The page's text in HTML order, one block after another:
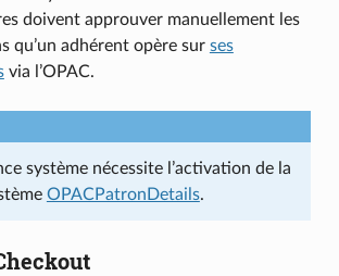
doivent approuver manuellement les
qu’un adhérent opère sur ses
via l’OPAC.
système nécessite l’activation de la
OPACPatronDetails.